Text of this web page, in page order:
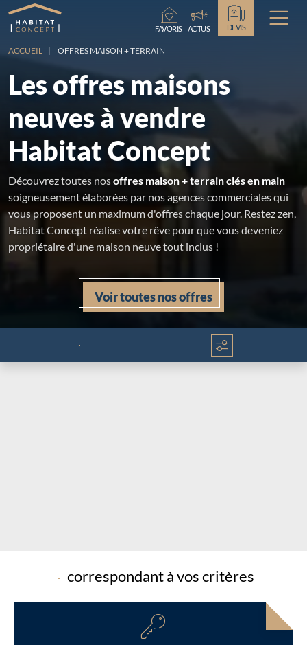
Chargement...
FAVORIS ACTUS DEVIS
ACCUEIL OFFRES MAISON + TERRAIN
Les offres maisons
neuves à vendre
Habitat Concept
Découvrez toutes nosoffres maison + terrain clés en main
soigneusement élaborées par nos agences commerciales qui
vous proposent un maximum d'offres chaque jour. Restez zen,
Habitat Concept réalise votre rêve pour que vous deveniez
propriétaire d'une maison neuve tout inclus !
Voir toutes nos offres
Chargement...
Chargement...
correspondant à vos critères